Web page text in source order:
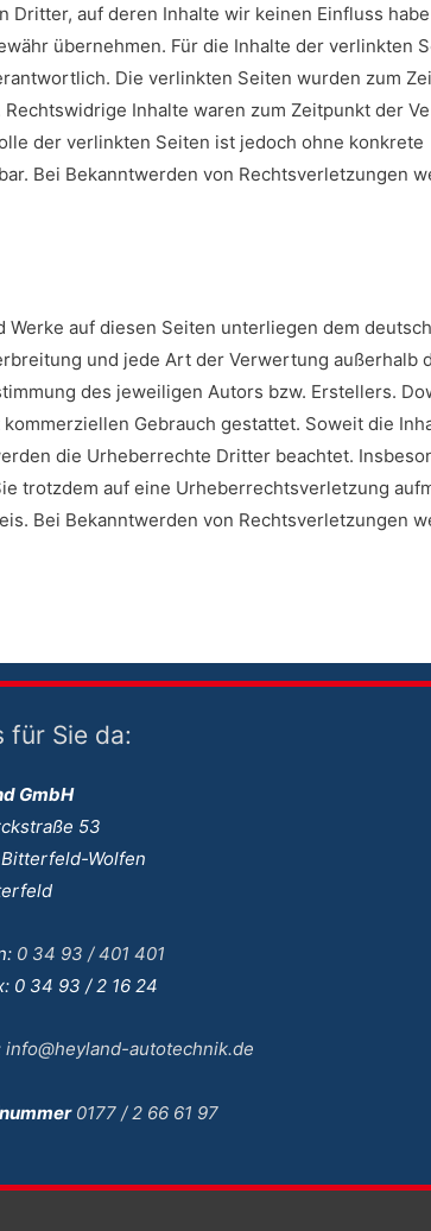
Dritter, auf deren Inhalte wir keinen Einfluss
übernehmen. Für die Inhalte der verlinkten
Die verlinkten Seiten wurden zum
Inhalte waren zum Zeitpunkt der
der verlinkten Seiten ist jedoch ohne konkrete
Bei Bekanntwerden von Rechtsverletzungen
auf diesen Seiten unterliegen dem
und jede Art der Verwertung außerhalb
des jeweiligen Autors bzw. Erstellers.
Gebrauch gestattet. Soweit die
die Urheberrechte Dritter beachtet.
trotzdem auf eine Urheberrechtsverletzung
Bei Bekanntwerden von Rechtsverletzungen
für Sie da:
GmbH
53
Wolfen
0 34 93 / 401 401
0 34 93 / 2 16 24
info@heyland-autotechnik.de
0177 / 2 66 61 97